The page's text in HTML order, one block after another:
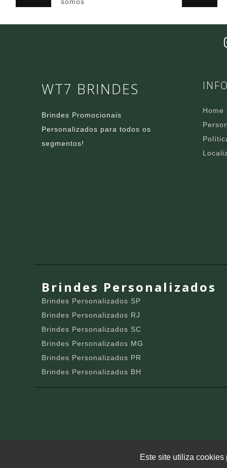
WT7 BRINDES
Brindes Promocionais
Personalizados para todos os
segmentos!
Home
Brindes Personalizados
Brindes Personalizados SP
Brindes Personalizados RJ
Brindes Personalizados SC
Brindes Personalizados MG
Brindes Personalizados PR
Brindes Personalizados BH
Este site utiliza